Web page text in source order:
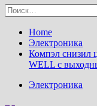
Найти:
Home
Электроника
Компэл снизил
WELL с
Электроника